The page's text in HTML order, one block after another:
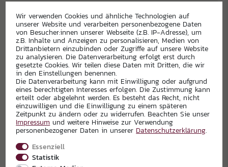
EXKLUSIVPARTNER
Wir verwenden Cookies und ähnliche Technologien auf
unserer Website und verarbeiten personenbezogene Daten
von Besucher:innen unserer Webseite (z.B. IP-Adresse), um
z.B. Inhalte und Anzeigen zu personalisieren, Medien von
Drittanbietern einzubinden oder Zugriffe auf unsere Website
zu analysieren. Die Datenverarbeitung erfolgt erst durch
gesetzte Cookies. Wir teilen diese Daten mit Dritten, die wir
in den Einstellungen benennen.
Die Datenverarbeitung kann mit Einwilligung oder aufgrund
eines berechtigten Interesses erfolgen. Die Zustimmung kann
erteilt oder abgelehnt werden. Es besteht das Recht, nicht
einzuwilligen und die Einwilligung zu einem späteren
Zeitpunkt zu ändern oder zu widerrufen. Beachten Sie unser
Impressum und weitere Hinweise zur Verwendung
personenbezogener Daten in unserer Daten­schutz­erklärung.
Essenziell
Statistik